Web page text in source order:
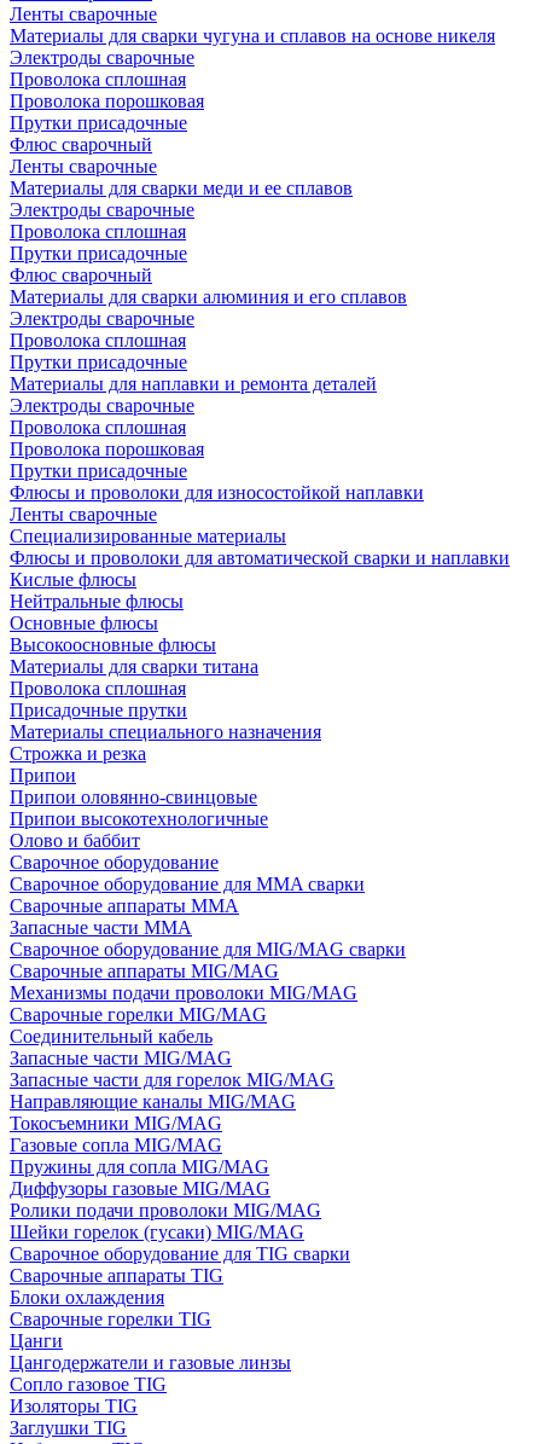
Ленты сварочные
Материалы для сварки чугуна и сплавов на основе никеля
Электроды сварочные
Проволока сплошная
Проволока порошковая
Прутки присадочные
Флюс сварочный
Ленты сварочные
Материалы для сварки меди и ее сплавов
Электроды сварочные
Проволока сплошная
Прутки присадочные
Флюс сварочный
Материалы для сварки алюминия и его сплавов
Электроды сварочные
Проволока сплошная
Прутки присадочные
Материалы для наплавки и ремонта деталей
Электроды сварочные
Проволока сплошная
Проволока порошковая
Прутки присадочные
Флюсы и проволоки для износостойкой наплавки
Ленты сварочные
Специализированные материалы
Флюсы и проволоки для автоматической сварки и наплавки
Кислые флюсы
Нейтральные флюсы
Основные флюсы
Высокоосновные флюсы
Материалы для сварки титана
Проволока сплошная
Присадочные прутки
Материалы специального назначения
Строжка и резка
Припои
Припои оловянно-свинцовые
Припои высокотехнологичные
Олово и баббит
Сварочное оборудование
Сварочное оборудование для MMA сварки
Сварочные аппараты MMA
Запасные части MMA
Сварочное оборудование для MIG/MAG сварки
Сварочные аппараты MIG/MAG
Механизмы подачи проволоки MIG/MAG
Сварочные горелки MIG/MAG
Соединительный кабель
Запасные части MIG/MAG
Запасные части для горелок MIG/MAG
Направляющие каналы MIG/MAG
Токосъемники MIG/MAG
Газовые сопла MIG/MAG
Пружины для сопла MIG/MAG
Диффузоры газовые MIG/MAG
Ролики подачи проволоки MIG/MAG
Шейки горелок (гусаки) MIG/MAG
Сварочное оборудование для TIG сварки
Сварочные аппараты TIG
Блоки охлаждения
Сварочные горелки TIG
Цанги
Цангодержатели и газовые линзы
Сопло газовое TIG
Изоляторы TIG
Заглушки TIG